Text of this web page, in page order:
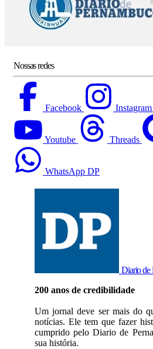
Nossas redes
Facebook Instagram
Youtube Threads
WhatsApp DP
Diario de
200 anos de credibilidade
Um jornal deve ser mais do
notícias. Ele tem que fazer
cumprido pelo Diario de
sua história.